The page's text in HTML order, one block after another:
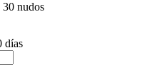
30 nudos
días